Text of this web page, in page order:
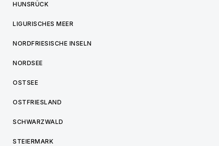
HUNSRÜCK
LIGURISCHES MEER
NORDFRIESISCHE INSELN
NORDSEE
OSTSEE
OSTFRIESLAND
SCHWARZWALD
STEIERMARK